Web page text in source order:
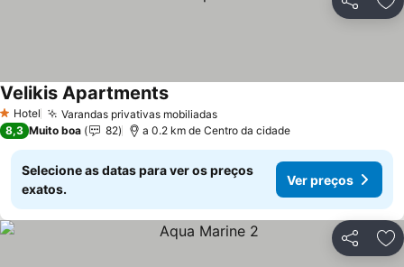
Partilhar
1 Estrelas
Hotel Varandas privativas mobiliadas
Velikis Apartments
8,3 Muito boa 82 a 0.2 km de Centro da cidade
Selecione as datas para ver os preços
exatos.
Ver preços
Partilhar